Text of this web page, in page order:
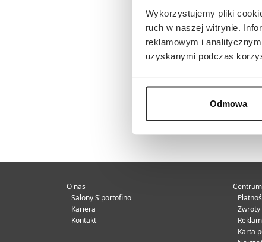
Wykorzystujemy pliki
ruch w naszej witrynie.
reklamowym i
uzyskanymi podczas
Odmowa
O nas
Salony S'portofino
Kariera
Kontakt
Zwroty
Karta